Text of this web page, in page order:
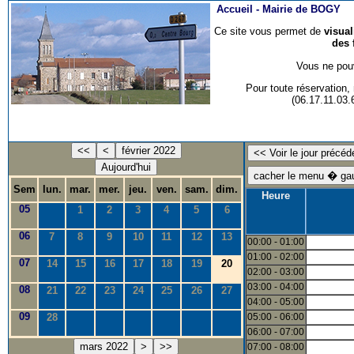
Accueil - Mairie de BOGY
Ce site vous permet de
des
Vous ne
Pour toute
<< <
février 2022
Aujourd'hui
Sem
lun. mar. mer. jeu. ven. sam.
dim.
05
1 2 3 4 5 6
06 7 8 9 10 11 12 13
07 14 15 16 17 18 19 20
08 21 22 23 24 25 26 27
09 28
mars 2022 > >>
Heure
00:00 - 01:00
01:00 - 02:00
02:00 - 03:00
03:00 - 04:00
04:00 - 05:00
05:00 - 06:00
06:00 - 07:00
07:00 - 08:00